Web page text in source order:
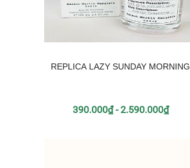
REPLICA LAZY SUNDAY MORNING
390.000₫ - 2.590.000₫